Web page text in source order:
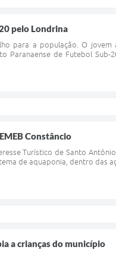
pelo Londrina
para a população. O
de Futebol Sub-
Constâncio
Turístico de Santo
de aquaponia, dentro das
a crianças do município